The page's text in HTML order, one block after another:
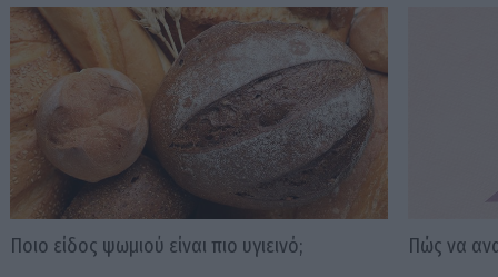
Ποιο είδος ψωμιού είναι πιο υγιεινό; Πώς να